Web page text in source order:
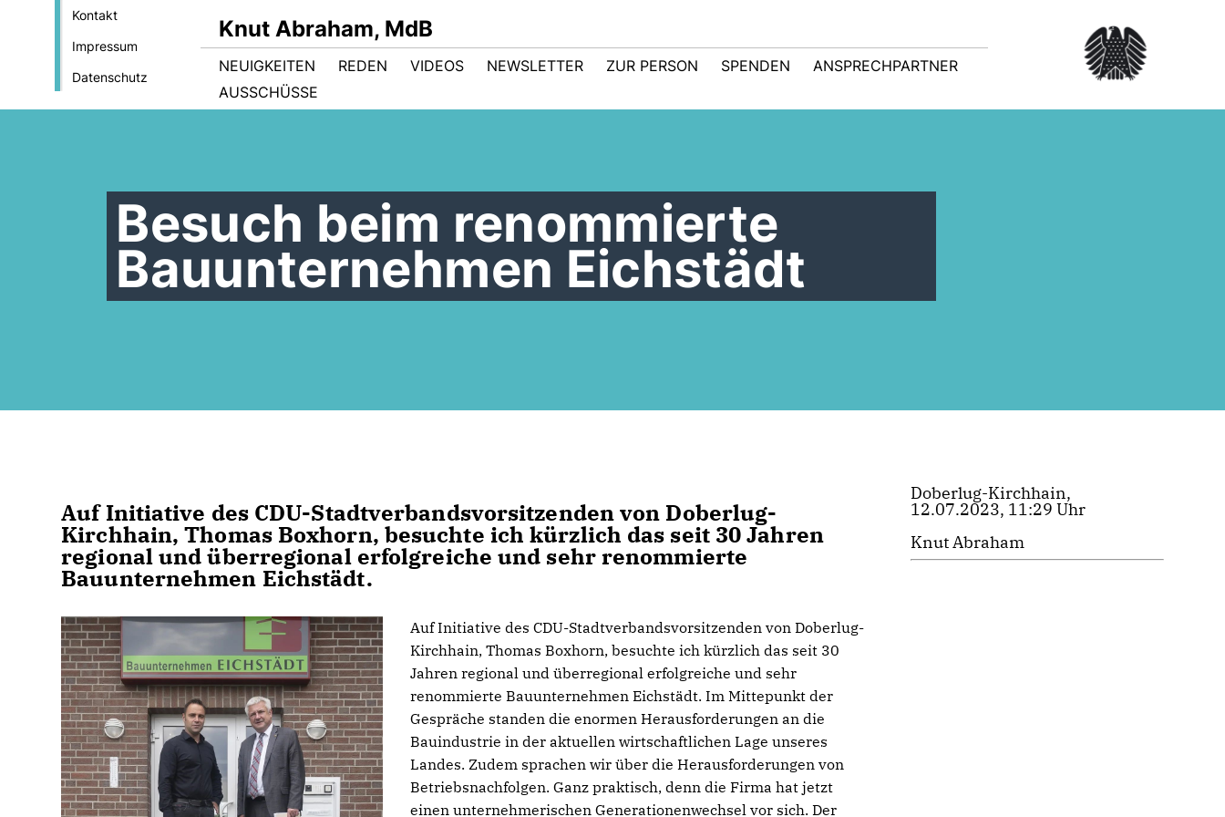
Kontakt
Impressum
Datenschutz
Knut Abraham, MdB
NEUIGKEITEN REDEN VIDEOS NEWSLETTER ZUR PERSON SPENDEN
ANSPRECHPARTNER
AUSSCHÜSSE
Besuch beim renommierte
Bauunternehmen Eichstädt
Auf Initiative des CDU-Stadtverbandsvorsitzenden von Doberlug-
Kirchhain, Thomas Boxhorn, besuchte ich kürzlich das seit 30 Jahren
regional und überregional erfolgreiche und sehr renommierte
Bauunternehmen Eichstädt.
Auf Initiative des CDU-Stadtverbandsvorsitzenden von Doberlug-
Kirchhain, Thomas Boxhorn, besuchte ich kürzlich das seit 30
Jahren regional und überregional erfolgreiche und sehr
renommierte Bauunternehmen Eichstädt. Im Mittepunkt der
Gespräche standen die enormen Herausforderungen an die
Bauindustrie in der aktuellen wirtschaftlichen Lage unseres
Landes. Zudem sprachen wir über die Herausforderungen von
Betriebsnachfolgen. Ganz praktisch, denn die Firma hat jetzt
einen unternehmerischen Generationenwechsel vor sich. Der
Doberlug-Kirchhain,
12.07.2023, 11:29 Uhr
Knut Abraham